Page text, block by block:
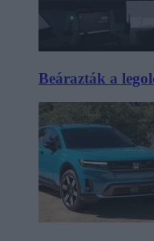
Beárazták a